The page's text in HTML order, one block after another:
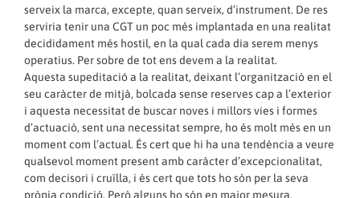
serveix la marca, excepte, quan serveix, d’instrument. De res
serviria tenir una CGT un poc més implantada en una realitat
decididament més hostil, en la qual cada dia serem menys
operatius. Per sobre de tot ens devem a la realitat.
Aquesta supeditació a la realitat, deixant l’organització en el
seu caràcter de mitjà, bolcada sense reserves cap a l’exterior
i aquesta necessitat de buscar noves i millors vies i formes
d’actuació, sent una necessitat sempre, ho és molt més en un
moment com l’actual. És cert que hi ha una tendència a veure
qualsevol moment present amb caràcter d’excepcionalitat,
com decisori i cruïlla, i és cert que tots ho són per la seva
pròpia condició. Però alguns ho són en major mesura.